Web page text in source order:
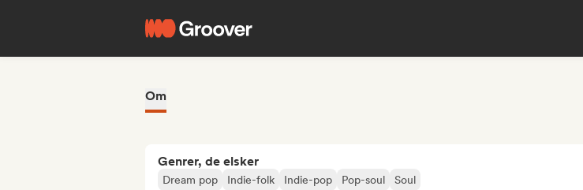
Om
Genrer, de elsker
Dream pop Indie-folk Indie-pop Pop-soul Soul